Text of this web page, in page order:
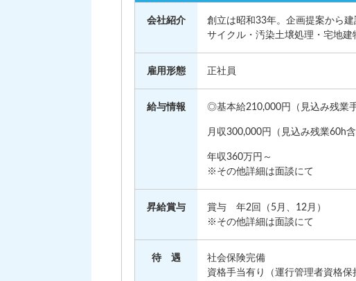
会社紹介
創立は昭和33年。企画提案から
サイクル・汚染土壌処理・宅地建
雇用形態 正社員
給与情報 ◎基本給210,000円（見込み残業
月収300,000円（見込み残業60h含
年収360万円～
※その他詳細は面談にて
昇給賞与
賞与 年2回（5月、12月）
※その他詳細は面談にて
待 遇
社会保険完備
資格手当有り（運行管理者資格保